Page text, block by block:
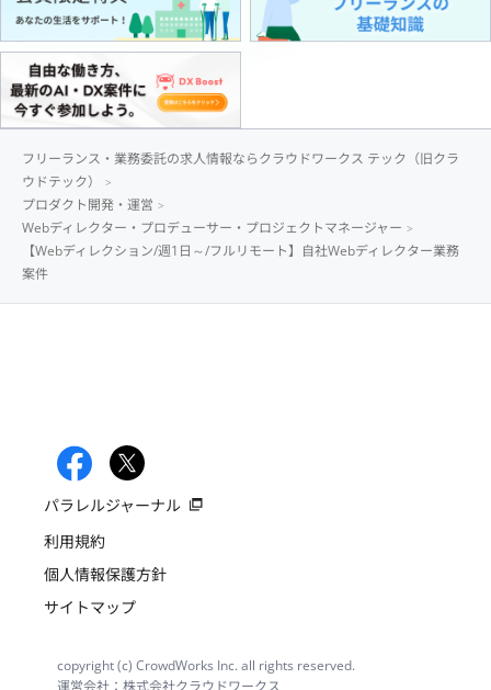
フリーランス・業務委託の求人情報ならクラウドワークス テック（旧クラ
ウドテック）
プロダクト開発・運営
Webディレクター・プロデューサー・プロジェクトマネージャー
【Webディレクション/週1日～/フルリモート】自社Webディレクター業務
案件
パラレルジャーナル
利用規約
個人情報保護方針
サイトマップ
copyright (c) CrowdWorks Inc. all rights reserved.
運営会社：株式会社クラウドワークス